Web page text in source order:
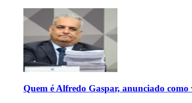
Quem é Alfredo Gaspar, anunciado